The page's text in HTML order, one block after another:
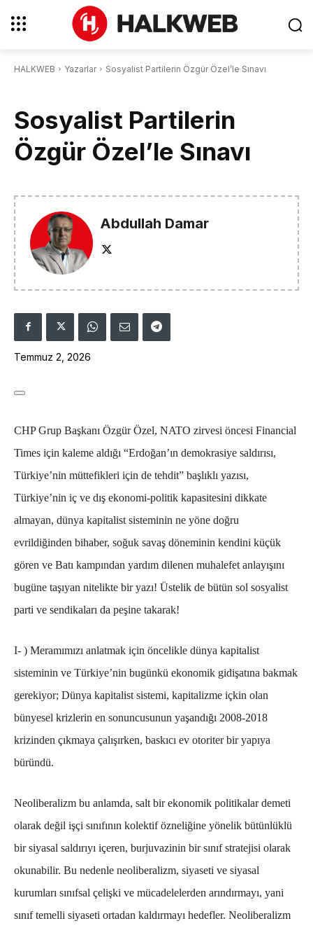
HALKWEB Yazarlar Sosyalist Partilerin Özgür Özel’le Sınavı
Sosyalist Partilerin
Özgür Özel’le Sınavı
Abdullah Damar
Temmuz 2, 2026
CHP Grup Başkanı Özgür Özel, NATO zirvesi öncesi Financial
Times için kaleme aldığı “Erdoğan’ın demokrasiye saldırısı,
Türkiye’nin müttefikleri için de tehdit” başlıklı yazısı,
Türkiye’nin iç ve dış ekonomi-politik kapasitesini dikkate
almayan, dünya kapitalist sisteminin ne yöne doğru
evrildiğinden bihaber, soğuk savaş döneminin kendini küçük
gören ve Batı kampından yardım dilenen muhalefet anlayışını
bugüne taşıyan nitelikte bir yazı! Üstelik de bütün sol sosyalist
parti ve sendikaları da peşine takarak!
I- ) Meramımızı anlatmak için öncelikle dünya kapitalist
sisteminin ve Türkiye’nin bugünkü ekonomik gidişatına bakmak
gerekiyor; Dünya kapitalist sistemi, kapitalizme içkin olan
bünyesel krizlerin en sonuncusunun yaşandığı 2008-2018
krizinden çıkmaya çalışırken, baskıcı ev otoriter bir yapıya
büründü.
Neoliberalizm bu anlamda, salt bir ekonomik politikalar demeti
olarak değil işçi sınıfının kolektif özneliğine yönelik bütünlüklü
bir siyasal saldırıyı içeren, burjuvazinin bir sınıf stratejisi olarak
okunabilir. Bu nedenle neoliberalizm, siyaseti ve siyasal
kurumları sınıfsal çelişki ve mücadelelerden arındırmayı, yani
sınıf temelli siyaseti ortadan kaldırmayı hedefler. Neoliberalizm